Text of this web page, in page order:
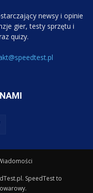
newsy i opinie
gier, testy sprzętu i
quizy.
SpeedTest to